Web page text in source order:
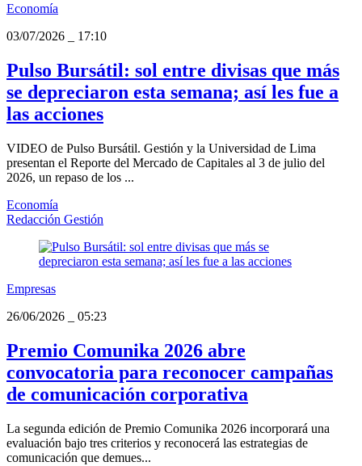
Economía
03/07/2026
17:10
Pulso Bursátil: sol entre divisas que más
se depreciaron esta semana; así les fue a
las acciones
VIDEO de Pulso Bursátil. Gestión y la Universidad de Lima
presentan el Reporte del Mercado de Capitales al 3 de julio del
2026, un repaso de los ...
Economía
Redacción Gestión
Empresas
26/06/2026
05:23
Premio Comunika 2026 abre
convocatoria para reconocer campañas
de comunicación corporativa
La segunda edición de Premio Comunika 2026 incorporará una
evaluación bajo tres criterios y reconocerá las estrategias de
comunicación que demues...